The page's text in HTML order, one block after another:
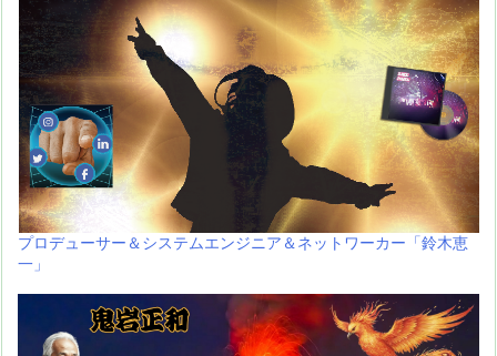
プロデューサー＆システムエンジニア＆ネットワーカー「鈴木恵
一」